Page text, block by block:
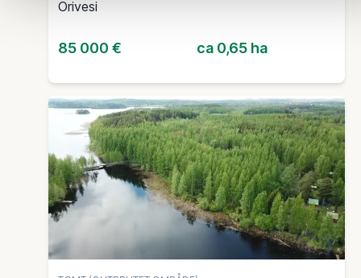
Orivesi
85 000 € ca 0,65 ha